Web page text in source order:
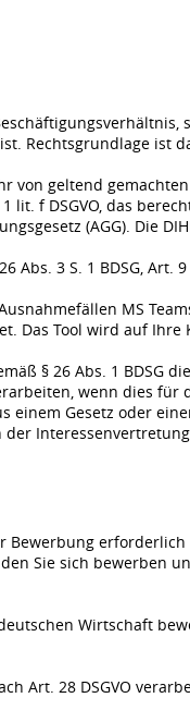
Rechtsgrundlage ist
von geltend
f DSGVO, das
(AGG). Die
3 S. 1 BDSG, Art. 9
MS
Das Tool wird auf Ihre
§ 26 Abs. 1 BDSG
wenn dies
einem Gesetz oder
erforderlich
Sie sich bewerben
Wirtschaft
Art. 28 DSGVO